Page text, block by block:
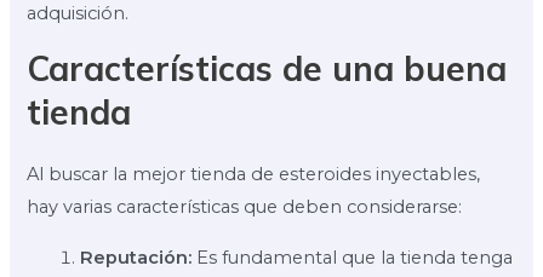
adquisición.
Características de una buena
tienda
Al buscar la mejor tienda de esteroides inyectables,
hay varias características que deben considerarse:
Reputación: Es fundamental que la tienda tenga